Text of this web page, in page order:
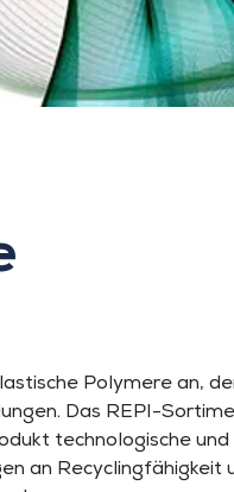
Polymere an,
Das REPI-
technologische und
an Recyclingfähigkeit